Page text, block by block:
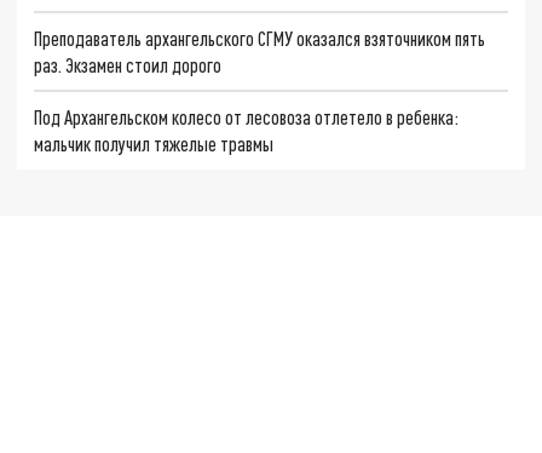
Преподаватель архангельского СГМУ оказался взяточником пять
раз. Экзамен стоил дорого
Под Архангельском колесо от лесовоза отлетело в ребенка:
мальчик получил тяжелые травмы